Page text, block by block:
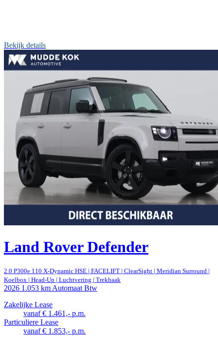
Bekijk details
Land Rover Defender
2.0 P300e 110 X-Dynamic HSE | FACELIFT | ClearSight | Meridian Surround |
Koelbox | Head-Up | Luchtvering | Trekhaak
2026 1.053 km Automaat Btw
Zakelijke Lease
vanaf € 1.461,- p.m.
Particuliere Lease
vanaf € 1.853,- p.m.